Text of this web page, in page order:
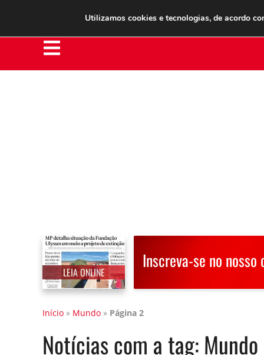
Clube do Assinante Área do Assinante
LEIA ONLINE
Inscreva-se no nosso
Início » Mundo » Página 2
Notícias com a tag:Mundo
Utilizamos cookies e tecnologias, de acordo